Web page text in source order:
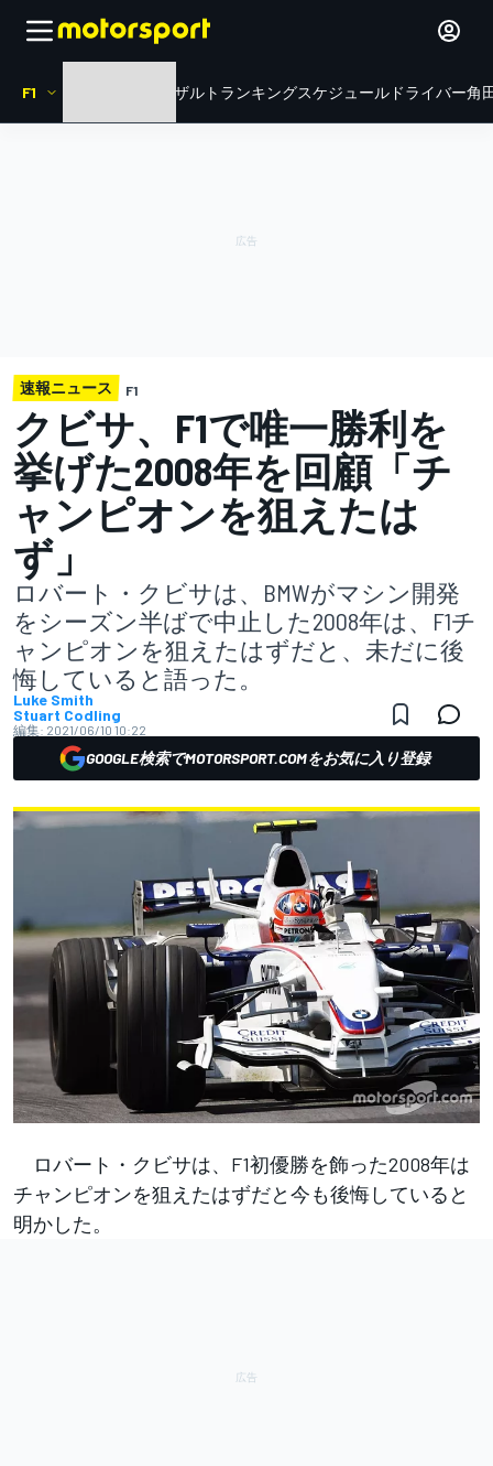
F1 リザルト ランキングスケジュール ドライバー角
速報ニュース F1
クビサ、F1で唯一勝利を
挙げた2008年を回顧「チ
ャンピオンを狙えたは
ず」
ロバート・クビサは、BMWがマシン開発
をシーズン半ばで中止した2008年は、F1チ
ャンピオンを狙えたはずだと、未だに後
悔していると語った。
Luke Smith
Stuart Codling
編集: 2021/06/10 10:22
GOOGLE検索でMOTORSPORT.COMをお気に入り登録
ロバート・クビサは、F1初優勝を飾った2008年は
チャンピオンを狙えたはずだと今も後悔していると
明かした。